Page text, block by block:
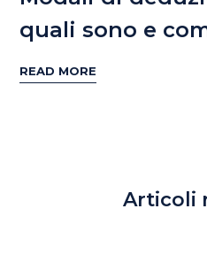
quali sono e
READ MORE
Articoli